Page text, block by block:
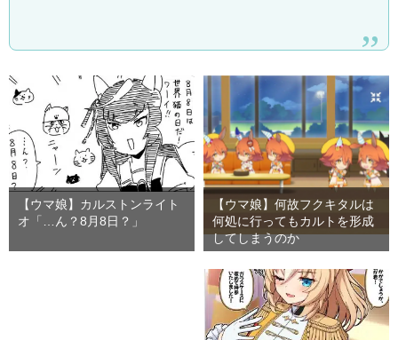
【ウマ娘】カルストンライト
オ「…ん？8月8日？」
【ウマ娘】何故フクキタルは
何処に行ってもカルトを形成
してしまうのか